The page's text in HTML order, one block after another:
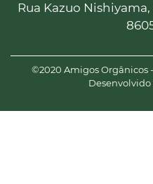
Rua Kazuo
©2020 Amigos Orgânicos
Desenvolvido